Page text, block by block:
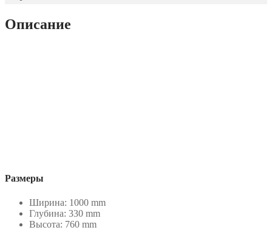
Описание
Размеры
Ширина: 1000 mm
Глубина: 330 mm
Высота: 760 mm